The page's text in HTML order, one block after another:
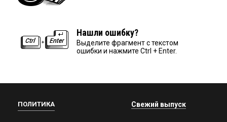
Нашли ошибку?
Выделите фрагмент с текстом
ошибки и нажмите Ctrl + Enter.
ПОЛИТИКА Свежий выпуск